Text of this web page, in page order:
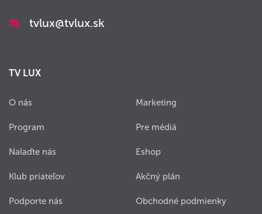
tvlux@tvlux.sk
TV LUX
O nás
Program
Nalaďte nás
Klub priateľov
Podporte nás
Marketing
Pre médiá
Eshop
Akčný plán
Obchodné podmienky